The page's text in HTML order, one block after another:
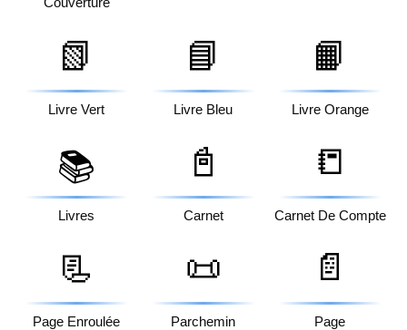
Couverture
📗
Livre Vert
📘
Livre Bleu
📙
Livre Orange
📚
Livres
📓
Carnet
📒
Carnet De Compte
📃
Page Enroulée
📜
Parchemin
📄
Page